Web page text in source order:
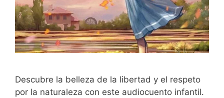
Descubre la belleza de la libertad y el respeto
por la naturaleza con este audiocuento infantil.